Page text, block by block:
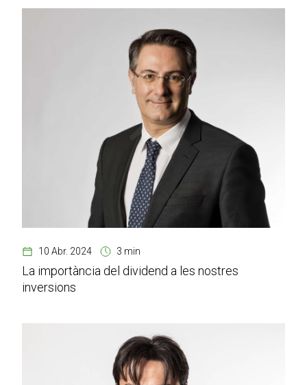
10 Abr. 2024 3 min
La importància del dividend a les nostres
inversions